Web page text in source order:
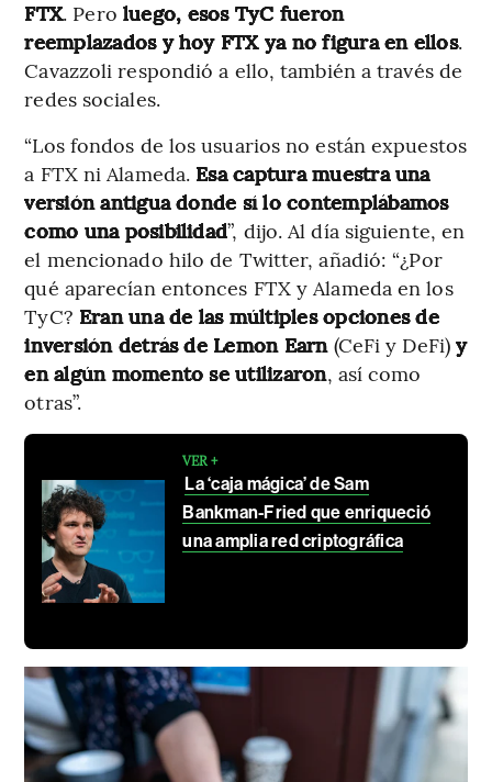
FTX. Pero luego, esos TyC fueron
reemplazados y hoy FTX ya no figura en ellos.
Cavazzoli respondió a ello, también a través de
redes sociales.
“Los fondos de los usuarios no están expuestos
a FTX ni Alameda. Esa captura muestra una
versión antigua donde sí lo contemplábamos
como una posibilidad”, dijo. Al día siguiente, en
el mencionado hilo de Twitter, añadió: “¿Por
qué aparecían entonces FTX y Alameda en los
TyC? Eran una de las múltiples opciones de
inversión detrás de Lemon Earn(CeFi y DeFi)y
en algún momento se utilizaron, así como
otras”.
VER +
La ‘caja mágica’ de Sam
Bankman-Fried que enriqueció
una amplia red criptográfica